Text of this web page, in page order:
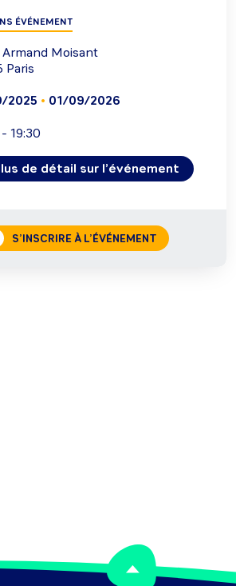
ÉVÉNEMENT
Armand Moisant
Paris
2025 • 01/09/2026
- 19:30
de détail sur l’événement
S’INSCRIRE À L’ÉVÉNEMENT